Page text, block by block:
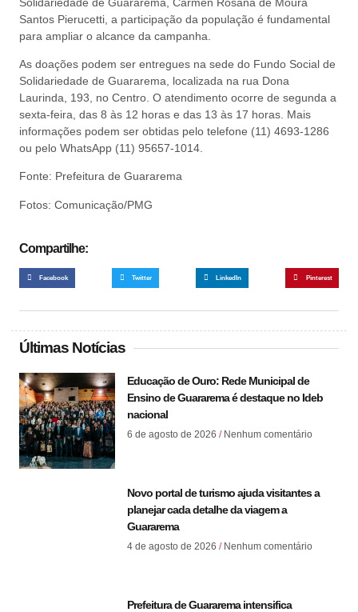
Santos Pierucetti, a participação da população é fundamental
para ampliar o alcance da campanha.
As doações podem ser entregues na sede do Fundo Social de
Solidariedade de Guararema, localizada na rua Dona
Laurinda, 193, no Centro. O atendimento ocorre de segunda a
sexta-feira, das 8 às 12 horas e das 13 às 17 horas. Mais
informações podem ser obtidas pelo telefone (11) 4693-1286
ou pelo WhatsApp (11) 95657-1014.
Fonte: Prefeitura de Guararema
Fotos: Comunicação/PMG
Compartilhe:
Facebook Twitter LinkedIn Pinterest
Últimas Notícias
Educação de Ouro: Rede Municipal de
Ensino de Guararema é destaque no Ideb
nacional
6 de agosto de 2026 Nenhum comentário
Novo portal de turismo ajuda visitantes a
planejar cada detalhe da viagem a
Guararema
4 de agosto de 2026 Nenhum comentário
Prefeitura de Guararema intensifica